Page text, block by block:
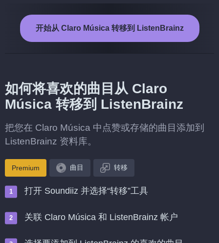
开始从 Claro Música 转移到 ListenBrainz
如何将喜欢的曲目从 Claro
Música 转移到 ListenBrainz
把您在 Claro Música 中点赞或存储的曲目添加到
ListenBrainz 资料库。
Premium 曲目 转移
打开 Soundiiz 并选择“转移”工具
关联 Claro Música 和 ListenBrainz 帐户